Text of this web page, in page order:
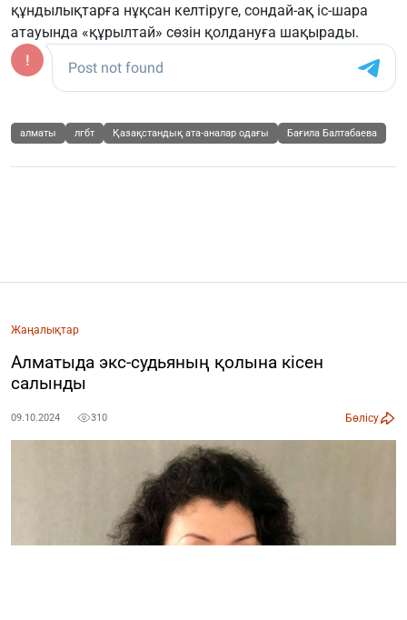
құндылықтарға нұқсан келтіруге, сондай-ақ іс-шара
атауында «құрылтай» сөзін қолдануға шақырады.
алматы лгбт Қазақстандық ата-аналар одағы Бағила Балтабаева
Жаңалықтар
Алматыда экс-судьяның қолына кісен
салынды
09.10.2024 310 Бөлісу